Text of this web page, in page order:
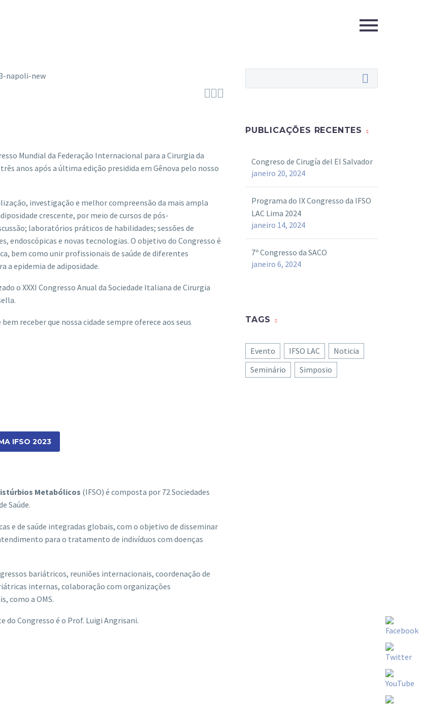

Mundial da Federação Internacional para a Cirurgia da
anos após a última edição presidida em Gênova pelo nosso
investigação e melhor compreensão da mais ampla
crescente, por meio de cursos de pós-
laboratórios práticos de habilidades; sessões de
endoscópicas e novas tecnologias. O objetivo do Congresso é
bem como unir profissionais de saúde de diferentes
a epidemia de adiposidade.
oXXXI Congresso Anual da Sociedade Italiana de Cirurgia
receber que nossa cidade sempre oferece aos seus
IFSO 2023
Metabólicos (IFSO) é composta por 72 Sociedades
Saúde.
e de saúde integradas globais, com o objetivo de disseminar
para o tratamento de indivíduos com doenças
bariátricos, reuniões internacionais, coordenação de
internas, colaboração com organizações
como a OMS.
do Congresso é o Prof. Luigi Angrisani.
PUBLICAÇÕES RECENTES
Congreso de Cirugía del El Salvador
janeiro 20, 2024
Programa do IX Congresso da IFSO
LAC Lima 2024
janeiro 14, 2024
7º Congresso da SACO
janeiro 6, 2024
TAGS
Evento IFSO LAC
Noticia
Seminário
Simposio